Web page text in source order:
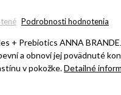
Podrobnosti hodnotenia
+ Prebiotics ANNA
a obnoví jej povädnuté
v pokožke.Detailné